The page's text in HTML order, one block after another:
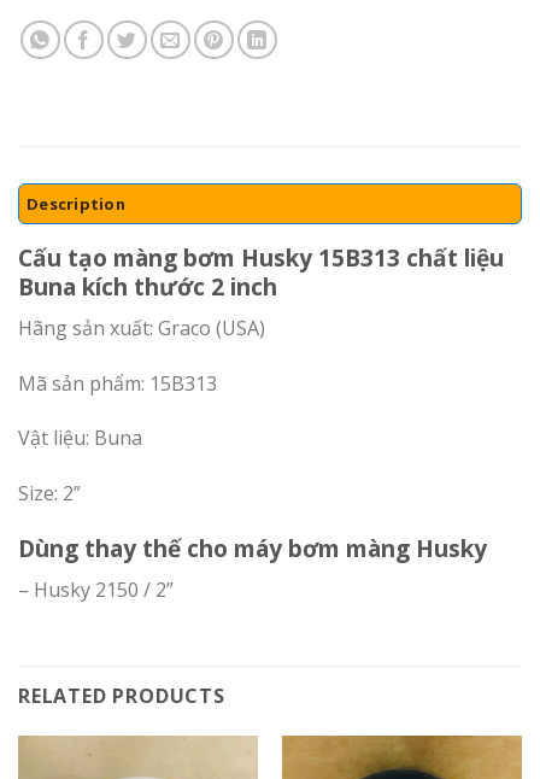
Description
Cấu tạo màng bơm Husky 15B313 chất liệu
Buna kích thước 2 inch
Hãng sản xuất: Graco (USA)
Mã sản phẩm: 15B313
Vật liệu: Buna
Size: 2”
Dùng thay thế cho máy bơm màng Husky
– Husky 2150 / 2”
RELATED PRODUCTS